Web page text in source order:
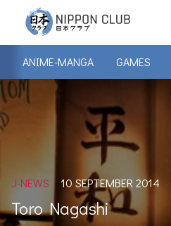
ANIME-MANGA GAMES
J-NEWS 10 SEPTEMBER 2014
Toro Nagashi